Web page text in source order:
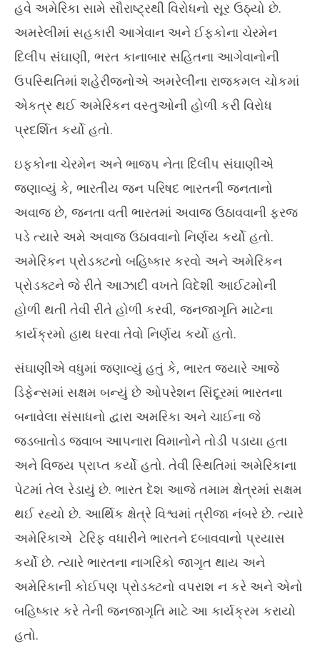
હવે અમેરિકા સામે સૌરાષ્ટ્રથી વિરોધનો સૂર ઉઠ્યો છે.
અમરેલીમાં સહકારી આગેવાન અને ઈફ્કોના ચેરમેન
દિલીપ સંઘાણી, ભરત કાનાબાર સહિતના આગેવાનોની
ઉપસ્થિતિમાં શહેરીજનોએ અમરેલીના રાજકમલ ચોકમાં
એકત્ર થઈ અમેરિકન વસ્તુઓની હોળી કરી વિરોધ
પ્રદર્શિત કર્યો હતો.
ઇફકોના ચેરમેન અને ભાજપ નેતા દિલીપ સંઘાણીએ
જણાવ્યું કે, ભારતીય જન પરિષદ ભારતની જનતાનો
અવાજ છે, જનતા વતી ભારતમાં અવાજ ઉઠાવવાની ફરજ
પડે ત્યારે અમે અવાજ ઉઠાવવાનો નિર્ણય કર્યો હતો.
અમેરિકન પ્રોડક્ટનો બહિષ્કાર કરવો અને અમેરિકન
પ્રોડક્ટને જે રીતે આઝાદી વખતે વિદેશી આઈટમોની
હોળી થતી તેવી રીતે હોળી કરવી, જનજાગૃતિ માટેના
કાર્યક્રમો હાથ ધરવા તેવો નિર્ણય કર્યો હતો.
સંઘાણીએ વધુમાં જણાવ્યું હતું કે, ભારત જ્યારે આજે
ડિફેન્સમાં સક્ષમ બન્યું છે ઓપરેશન સિંદૂરમાં ભારતના
બનાવેલા સંસાધનો દ્વારા અમરિકા અને ચાઈના જે
જડબાતોડ જવાબ આપનારા વિમાનોને તોડી પડાયા હતા
અને વિજય પ્રાપ્ત કર્યો હતો. તેવી સ્થિતિમાં અમેરિકાના
પેટમાં તેલ રેડાયું છે. ભારત દેશ આજે તમામ ક્ષેત્રમાં સક્ષમ
થઈ રહ્યો છે. આર્થિક ક્ષેત્રે વિશ્વમાં ત્રીજા નંબરે છે. ત્યારે
અમેરિકાએ ટેરિફ વધારીને ભારતને દબાવવાનો પ્રયાસ
કર્યો છે. ત્યારે ભારતના નાગરિકો જાગૃત થાય અને
અમેરિકાની કોઈપણ પ્રોડક્ટનો વપરાશ ન કરે અને એનો
બહિષ્કાર કરે તેની જનજાગૃતિ માટે આ કાર્યક્રમ કરાયો
હતો.